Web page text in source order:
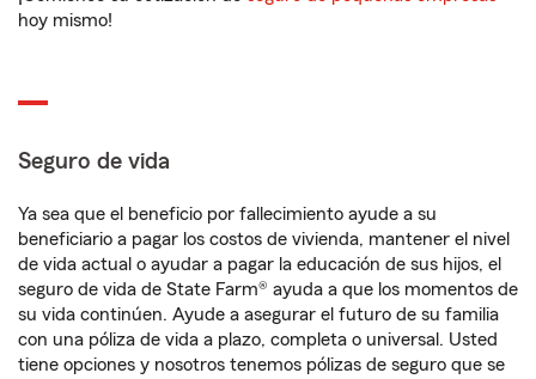
hoy mismo!
Seguro de vida
Ya sea que el beneficio por fallecimiento ayude a su
beneficiario a pagar los costos de vivienda, mantener el nivel
de vida actual o ayudar a pagar la educación de sus hijos, el
seguro de vida de State Farm® ayuda a que los momentos de
su vida continúen. Ayude a asegurar el futuro de su familia
con una póliza de vida a plazo, completa o universal. Usted
tiene opciones y nosotros tenemos pólizas de seguro que se